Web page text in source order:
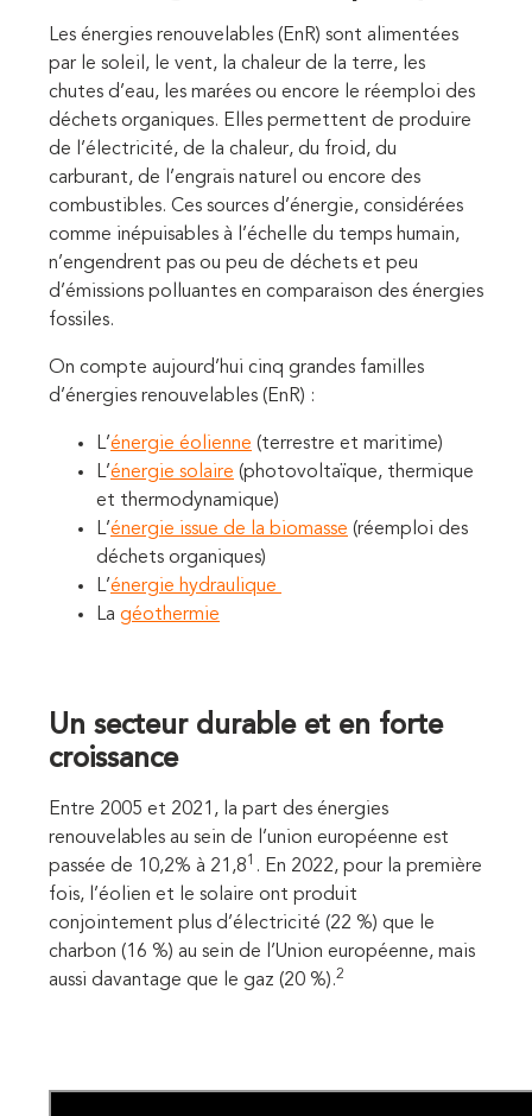
Les énergies renouvelables (EnR) sont alimentées
par le soleil, le vent, la chaleur de la terre, les
chutes d’eau, les marées ou encore le réemploi des
déchets organiques. Elles permettent de produire
de l’électricité, de la chaleur, du froid, du
carburant, de l’engrais naturel ou encore des
combustibles. Ces sources d’énergie, considérées
comme inépuisables à l’échelle du temps humain,
n’engendrent pas ou peu de déchets et peu
d’émissions polluantes en comparaison des énergies
fossiles.
On compte aujourd’hui cinq grandes familles
d’énergies renouvelables (EnR) :
L’énergie éolienne (terrestre et maritime)
L’énergie solaire (photovoltaïque, thermique
et thermodynamique)
L’énergie issue de la biomasse (réemploi des
déchets organiques)
L’énergie hydraulique
La géothermie
Un secteur durable et en forte
croissance
Entre 2005 et 2021, la part des énergies
renouvelables au sein de l’union européenne est
passée de 10,2% à 21,81 . En 2022, pour la première
fois, l’éolien et le solaire ont produit
conjointement plus d’électricité (22 %) que le
charbon (16 %) au sein de l’Union européenne, mais
aussi davantage que le gaz (20 %).2